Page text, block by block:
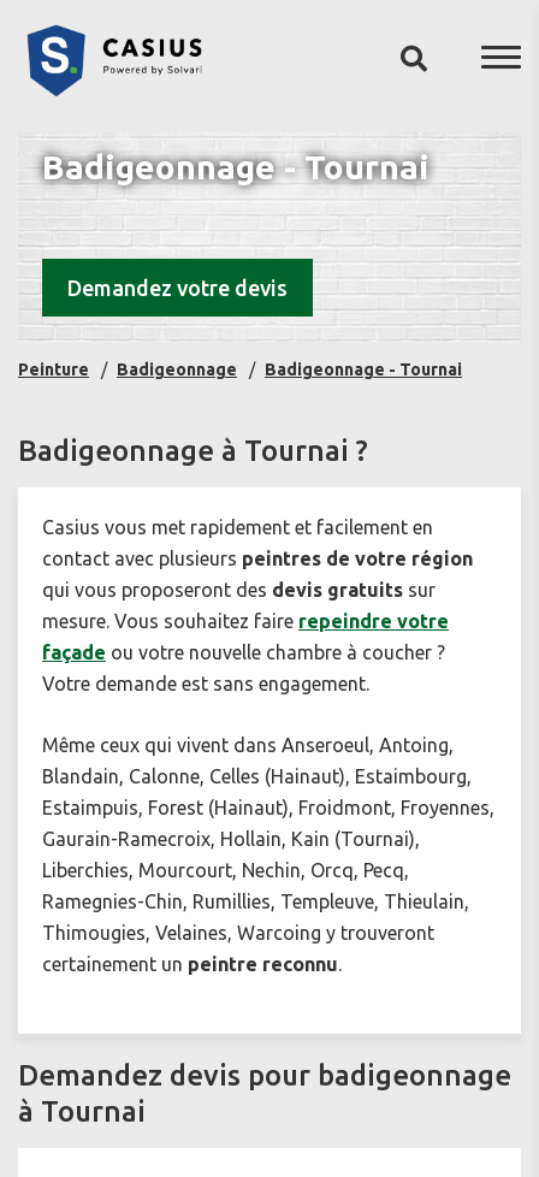
Badigeonnage - Tournai
Demandez votre devis
Peinture Badigeonnage Badigeonnage - Tournai
Badigeonnage à Tournai ?
Casius vous met rapidement et facilement en
contact avec plusieurs peintres de votre région
qui vous proposeront des devis gratuits sur
mesure. Vous souhaitez faire repeindre votre
façade ou votre nouvelle chambre à coucher ?
Votre demande est sans engagement.
Même ceux qui vivent dans Anseroeul, Antoing,
Blandain, Calonne, Celles (Hainaut), Estaimbourg,
Estaimpuis, Forest (Hainaut), Froidmont, Froyennes,
Gaurain-Ramecroix, Hollain, Kain (Tournai),
Liberchies, Mourcourt, Nechin, Orcq, Pecq,
Ramegnies-Chin, Rumillies, Templeuve, Thieulain,
Thimougies, Velaines, Warcoing y trouveront
certainement un peintre reconnu.
Demandez devis pour badigeonnage
à Tournai